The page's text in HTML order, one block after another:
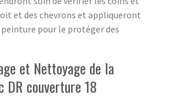
et des chevrons et appliqueront
peinture pour le protéger des
et Nettoyage de la
DR couverture 18